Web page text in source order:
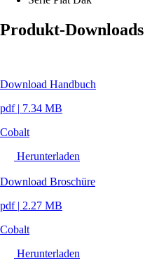
Produkt-Downloads
Download Handbuch
pdf | 7.34 MB
Cobalt
Herunterladen
Download Broschüre
pdf | 2.27 MB
Cobalt
Herunterladen